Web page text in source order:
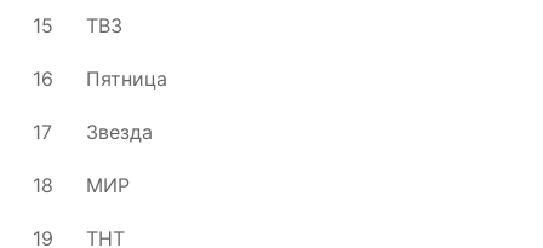
15 ТВ3
16 Пятница
17 Звезда
18 МИР
19 ТНТ